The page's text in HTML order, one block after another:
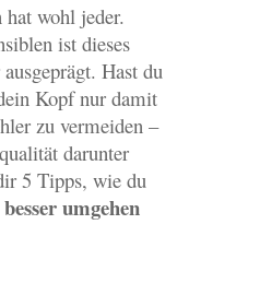
wohl jeder.
ist dieses
Hast du
Kopf nur damit
zu vermeiden –
darunter
5 Tipps, wie du
umgehen